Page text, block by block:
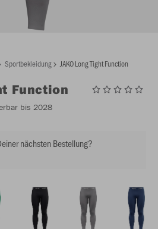
Sportbekleidung JAKO Long Tight Function
Function
bis 2028
nächsten Bestellung?